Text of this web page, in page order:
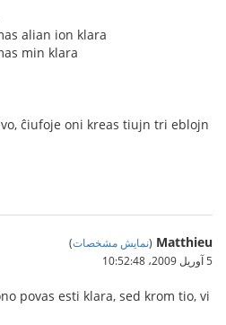
alian ion klara
min klara
ĉiufoje oni kreas tiujn tri eblojn
Matthieu
(نمایش مشخصات)
5 آوریل 2009،‏ 10:52:48
povas esti klara, sed krom tio, vi